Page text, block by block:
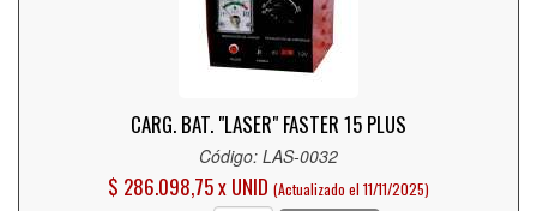
CARG. BAT. "LASER" FASTER 15 PLUS
Código: LAS-0032
$ 286.098,75 x UNID (Actualizado el 11/11/2025)